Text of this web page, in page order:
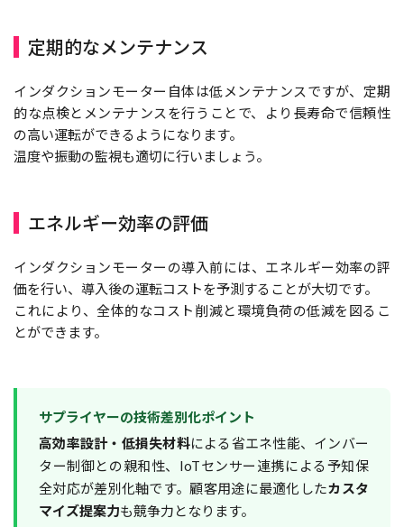
定期的なメンテナンス
インダクションモーター自体は低メンテナンスですが、定期
的な点検とメンテナンスを行うことで、より長寿命で信頼性
の高い運転ができるようになります。
温度や振動の監視も適切に行いましょう。
エネルギー効率の評価
インダクションモーターの導入前には、エネルギー効率の評
価を行い、導入後の運転コストを予測することが大切です。
これにより、全体的なコスト削減と環境負荷の低減を図るこ
とができます。
サプライヤーの技術差別化ポイント
高効率設計・低損失材料による省エネ性能、インバー
ター制御との親和性、IoTセンサー連携による予知保
全対応が差別化軸です。顧客用途に最適化したカスタ
マイズ提案力も競争力となります。